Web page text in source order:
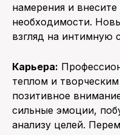
намерения и внесите
необходимости.
взгляд на интимную
Карьера:
теплом и
позитивное
сильные эмоции,
анализу целей.